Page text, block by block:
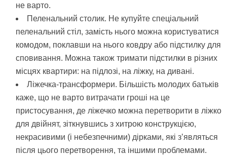
не варто.
Пеленальний столик. Не купуйте спеціальний
пеленальний стіл, замість нього можна користуватися
комодом, поклавши на нього ковдру або підстилку для
сповивання. Можна також тримати підстилки в різних
місцях квартири: на підлозі, на ліжку, на дивані.
Ліжечка-трансформери. Більшість молодих батьків
каже, що не варто витрачати гроші на це
пристосування, де ліжечко можна перетворити в ліжко
для двійнят, зіткнувшись з хитрою конструкцією,
некрасивими (і небезпечними) дірками, які з’являться
після цього перетворення, та іншими проблемами.